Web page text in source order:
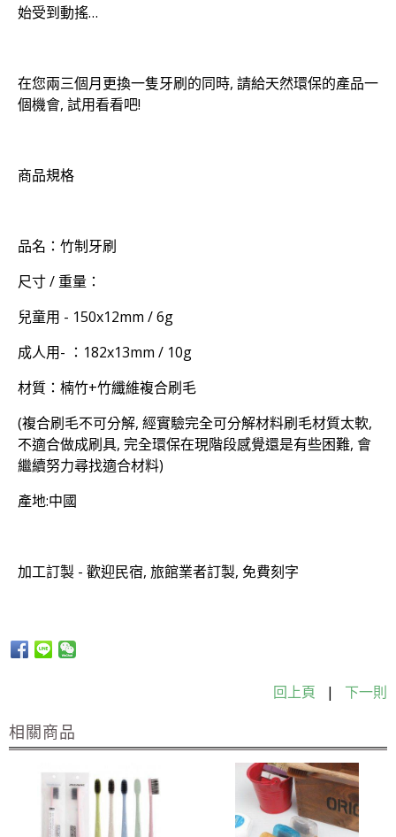
始受到動搖…
在您兩三個月更換一隻牙刷的同時, 請給天然環保的產品一
個機會, 試用看看吧!
商品規格
品名：竹制牙刷
尺寸 / 重量：
兒童用 - 150x12mm / 6g
成人用- ：182x13mm / 10g
材質：楠竹+竹纖維複合刷毛
(複合刷毛不可分解, 經實驗完全可分解材料刷毛材質太軟,
不適合做成刷具, 完全環保在現階段感覺還是有些困難, 會
繼續努力尋找適合材料)
產地:中國
加工訂製 - 歡迎民宿, 旅館業者訂製, 免費刻字
回上頁 | 下一則
相關商品